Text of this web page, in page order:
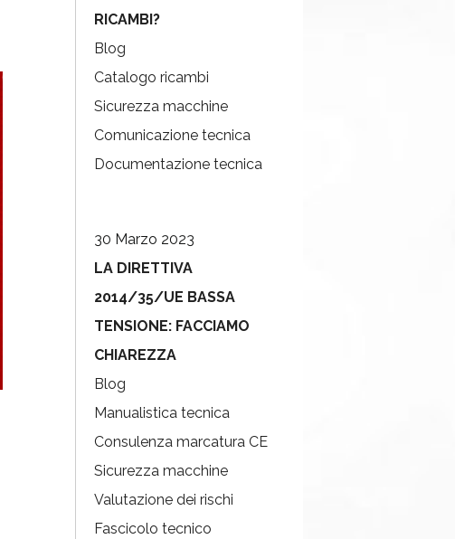
RICAMBI?
Blog
Catalogo ricambi
Sicurezza macchine
Comunicazione tecnica
Documentazione tecnica
30 Marzo 2023
LA DIRETTIVA
2014/35/UE BASSA
TENSIONE: FACCIAMO
CHIAREZZA
Blog
Manualistica tecnica
Consulenza marcatura CE
Sicurezza macchine
Valutazione dei rischi
Fascicolo tecnico